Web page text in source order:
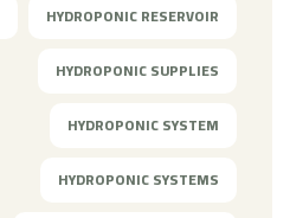
HYDROPONIC RESERVOIR
HYDROPONIC SUPPLIES
HYDROPONIC SYSTEM
HYDROPONIC SYSTEMS